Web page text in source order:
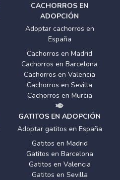
CACHORROS EN
ADOPCIÓN
Adoptar cachorros en
España
Cachorros en Madrid
Cachorros en Barcelona
Cachorros en Valencia
Cachorros en Sevilla
Cachorros en Murcia
GATITOS EN ADOPCIÓN
Adoptar gatitos en España
Gatitos en Madrid
Gatitos en Barcelona
Gatitos en Valencia
Gatitos en Sevilla